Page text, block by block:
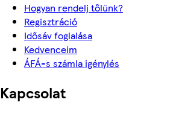
Hogyan rendelj tőlünk?
Regisztráció
Idősáv foglalása
Kedvenceim
ÁFÁ-s számla igénylés
Kapcsolat